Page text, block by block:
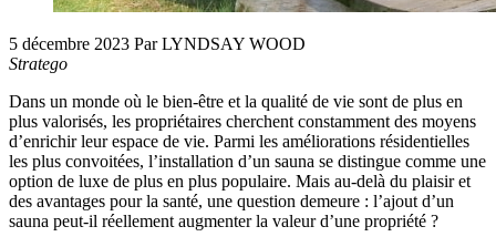
5 décembre 2023 Par LYNDSAY WOOD
Stratego
Dans un monde où le bien-être et la qualité de vie sont de plus en
plus valorisés, les propriétaires cherchent constamment des moyens
d’enrichir leur espace de vie. Parmi les améliorations résidentielles
les plus convoitées, l’installation d’un sauna se distingue comme une
option de luxe de plus en plus populaire. Mais au-delà du plaisir et
des avantages pour la santé, une question demeure : l’ajout d’un
sauna peut-il réellement augmenter la valeur d’une propriété ?